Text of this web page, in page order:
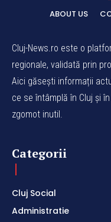
ABOUT US
Cluj-News.ro este o
regionale, validată prin
Aici găsești informații
ce se întâmplă în Cluj și
zgomot inutil.
Categorii
Cluj Social
Administratie